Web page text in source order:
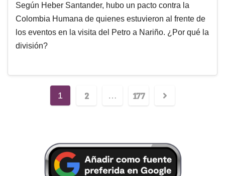
Según Heber Santander, hubo un pacto contra la
Colombia Humana de quienes estuvieron al frente de
los eventos en la visita del Petro a Nariño. ¿Por qué la
división?
1 2 … 177